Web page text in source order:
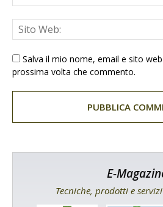
Salva il mio nome, email e sito
prossima volta che commento.
E-
Tecniche, prodotti e